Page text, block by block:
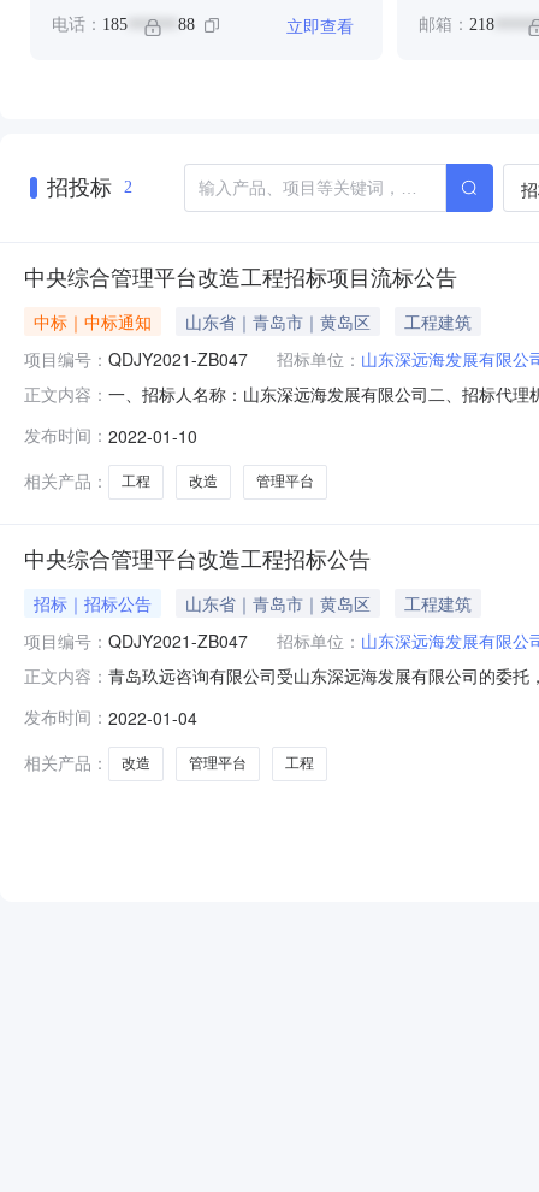
电话： 185 ****** 88 立即查看 邮箱： 218
招投标 2
中央综合管理平台改造工程招标项目流标公告
中标｜中标通知 山东省｜青岛市｜黄岛区
工程建筑
项目编号： QDJY2021-ZB047 招标单位： 山东深远海发展有限公
正文内容： 一、招标人名称：山东深远海发展有限公司二、招标代
0532-85715510
发布时间： 2022-01-10
相关产品：
工程 改造 管理平台
中央综合管理平台改造工程招标公告
招标｜招标公告 山东省｜青岛市｜黄岛区
工程建筑
项目编号： QDJY2021-ZB047 招标单位： 山东深远海发展有限公
正文内容： 青岛玖远咨询有限公司受山东深远海发展有限公司的委
改造完成后将实现集生活保障中心、生产保障中心、综
处理中
发布时间： 2022-01-04
相关产品：
改造 管理平台 工程